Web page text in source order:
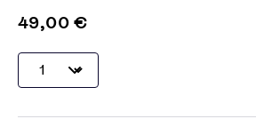
49,00 €